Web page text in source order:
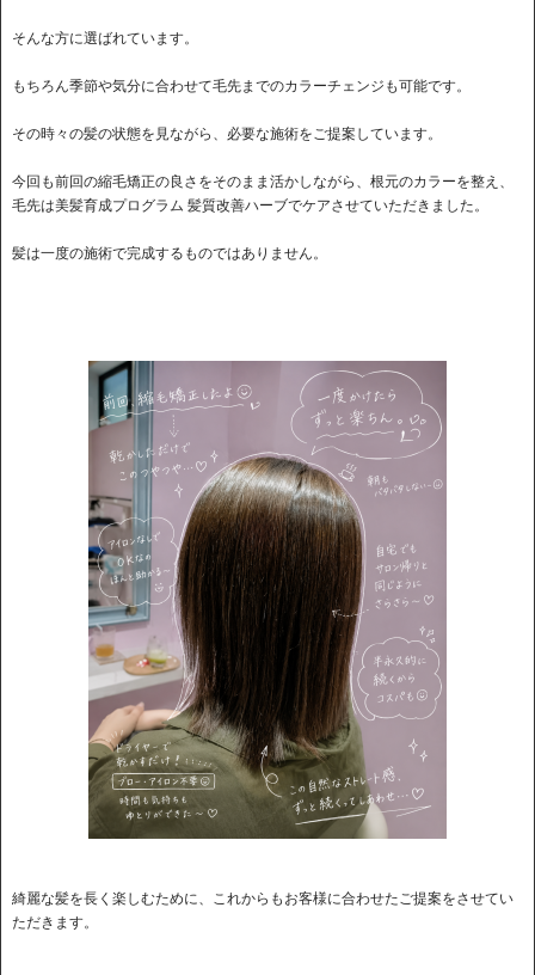
そんな方に選ばれています。
もちろん季節や気分に合わせて毛先までのカラーチェンジも可能です。
その時々の髪の状態を見ながら、必要な施術をご提案しています。
今回も前回の縮毛矯正の良さをそのまま活かしながら、根元のカラーを整え、
毛先は美髪育成プログラム 髪質改善ハーブでケアさせていただきました。
髪は一度の施術で完成するものではありません。
綺麗な髪を長く楽しむために、これからもお客様に合わせたご提案をさせてい
ただきます。